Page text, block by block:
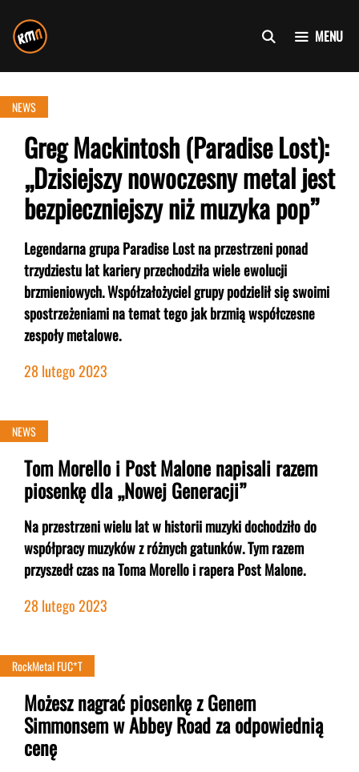
treści
MENU
NEWS
Greg Mackintosh (Paradise Lost):
„Dzisiejszy nowoczesny metal jest
bezpieczniejszy niż muzyka pop”
Legendarna grupa Paradise Lost na przestrzeni ponad
trzydziestu lat kariery przechodziła wiele ewolucji
brzmieniowych. Współzałożyciel grupy podzielił się swoimi
spostrzeżeniami na temat tego jak brzmią współczesne
zespoły metalowe.
28 lutego 2023
NEWS
Tom Morello i Post Malone napisali razem
piosenkę dla „Nowej Generacji”
Na przestrzeni wielu lat w historii muzyki dochodziło do
współpracy muzyków z różnych gatunków. Tym razem
przyszedł czas na Toma Morello i rapera Post Malone.
28 lutego 2023
RockMetal FUC*T
Możesz nagrać piosenkę z Genem
Simmonsem w Abbey Road za odpowiednią
cenę